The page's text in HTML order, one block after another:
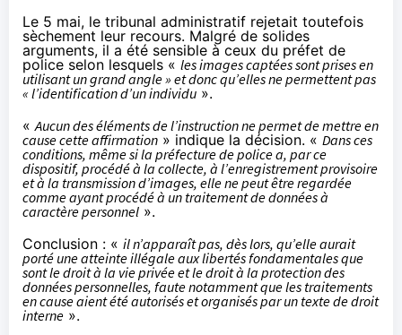
Le 5 mai, le tribunal administratif rejetait toutefois
sèchement leur recours. Malgré de solides
arguments, il a été sensible à ceux du préfet de
police selon lesquels « les images captées sont prises en
utilisant un grand angle » et donc qu’elles ne permettent pas
« l’identification d’un individu ».
«Aucun des éléments de l’instruction ne permet de mettre en
cause cette affirmation » indique la décision. « Dans ces
conditions, même si la préfecture de police a, par ce
dispositif, procédé à la collecte, à l’enregistrement provisoire
et à la transmission d’images, elle ne peut être regardée
comme ayant procédé à un traitement de données à
caractère personnel ».
Conclusion : « il n’apparaît pas, dès lors, qu’elle aurait
porté une atteinte illégale aux libertés fondamentales que
sont le droit à la vie privée et le droit à la protection des
données personnelles, faute notamment que les traitements
en cause aient été autorisés et organisés par un texte de droit
interne ».